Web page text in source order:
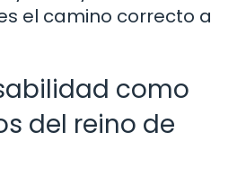
el camino correcto a
como
del reino de